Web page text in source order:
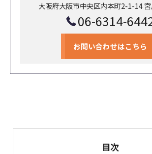
大阪府大阪市中央区内本町2-1-14
06-6314-
お問い合わせはこちら
目次